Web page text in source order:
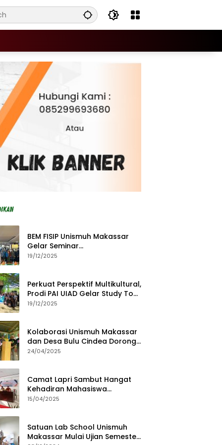
BEM FISIP Unismuh Makassar
Gelar Seminar
Keperempuanan, Bahas
19/12/2025
Perkuat Perspektif Multikultural,
Prodi PAI UIAD Gelar Study Tour
ke Kajang
19/12/2025
Kolaborasi Unismuh Makassar
dan Desa Bulu Cindea Dorong
Sentra Garam Industri
24/04/2025
Camat Lapri Sambut Hangat
Kehadiran Mahasiswa
PoltekMu
15/04/2025
Satuan Lab School Unismuh
Makassar Mulai Ujian Semester,